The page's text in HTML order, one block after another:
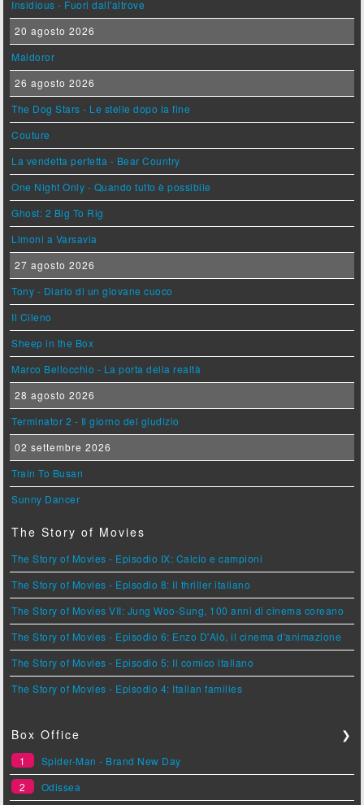
Insidious - Fuori dall'altrove
20 agosto 2026
Maldoror
26 agosto 2026
The Dog Stars - Le stelle dopo la fine
Couture
La vendetta perfetta - Bear Country
One Night Only - Quando tutto è possibile
Ghost: 2 Big To Rig
Limoni a Varsavia
27 agosto 2026
Tony - Diario di un giovane cuoco
Il Cileno
Sheep in the Box
Marco Bellocchio - La porta della realtà
28 agosto 2026
Terminator 2 - Il giorno del giudizio
02 settembre 2026
Train To Busan
Sunny Dancer
The Story of Movies
The Story of Movies - Episodio IX: Calcio e campioni
The Story of Movies - Episodio 8: Il thriller italiano
The Story of Movies VII: Jung Woo-Sung, 100 anni di cinema coreano
The Story of Movies - Episodio 6: Enzo D'Alò, il cinema d'animazione
The Story of Movies - Episodio 5: Il comico italiano
The Story of Movies - Episodio 4: Italian families
Box Office ❯
1
Spider-Man - Brand New Day
2
Odissea